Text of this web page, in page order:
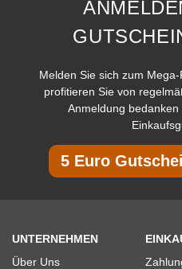
Melden Sie sich zum
profitieren Sie von
Anmeldung
5 Euro
UNTERNEHMEN
Über Uns